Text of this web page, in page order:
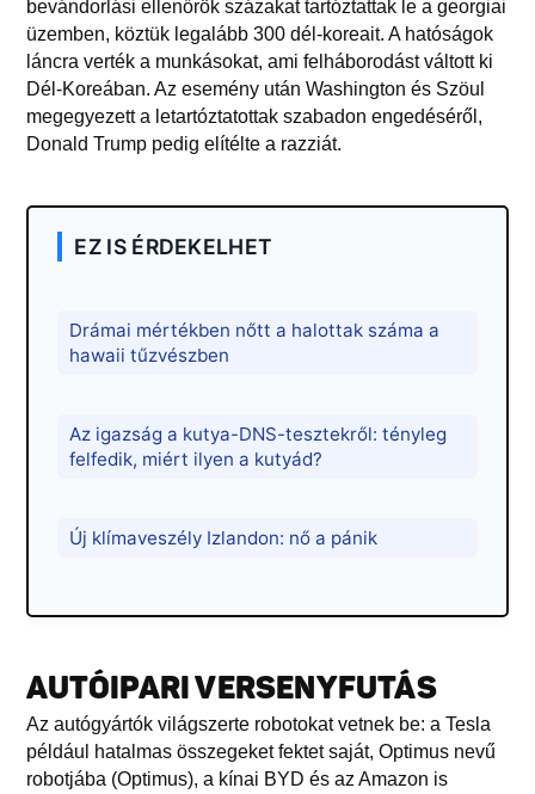
bevándorlási ellenőrök százakat tartóztattak le a georgiai
üzemben, köztük legalább 300 dél-koreait. A hatóságok
láncra verték a munkásokat, ami felháborodást váltott ki
Dél-Koreában. Az esemény után Washington és Szöul
megegyezett a letartóztatottak szabadon engedéséről,
Donald Trump pedig elítélte a razziát.
EZ IS ÉRDEKELHET
Drámai mértékben nőtt a halottak száma a
hawaii tűzvészben
Az igazság a kutya-DNS-tesztekről: tényleg
felfedik, miért ilyen a kutyád?
Új klímaveszély Izlandon: nő a pánik
AUTÓIPARI VERSENYFUTÁS
Az autógyártók világszerte robotokat vetnek be: a Tesla
például hatalmas összegeket fektet saját, Optimus nevű
robotjába (Optimus), a kínai BYD és az Amazon is